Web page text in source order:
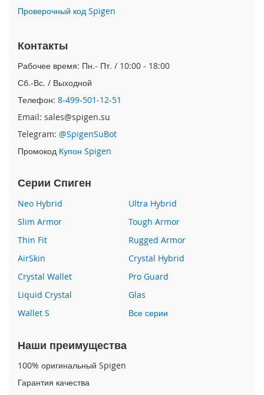
i
o
n
e
A
i
r
i
P
h
e
7
P
h
o
n
1
6
P
o
a
Проверочный код Spigen
Контакты
Рабочее время: Пн.- Пт. / 10:00 - 18:00
Сб.-Вс. / Выходной
Телефон: 8-499-501-12-51
Email: sales@spigen.su
Telegram: @SpigenSuBot
Промокод Купон Spigen
Серии Спиген
Neo Hybrid
Ultra Hybrid
Slim Armor
Tough Armor
Thin Fit
Rugged Armor
AirSkin
Crystal Hybrid
Crystal Wallet
Pro Guard
Liquid Crystal
Glas
Wallet S
Все серии
Наши преимущества
100% оригинальный Spigen
Гарантия качества